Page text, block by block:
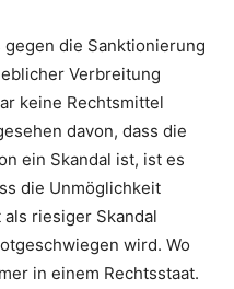
die Sanktionierung
Verbreitung
keine Rechtsmittel
davon, dass die
ein Skandal ist, ist es
die Unmöglichkeit
riesiger Skandal
wird. Wo
in einem Rechtsstaat.